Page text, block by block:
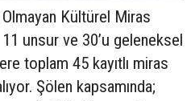
Kültürel Miras
11 unsur ve 30’u geleneksel
toplam 45 kayıtlı miras
Şölen kapsamında;